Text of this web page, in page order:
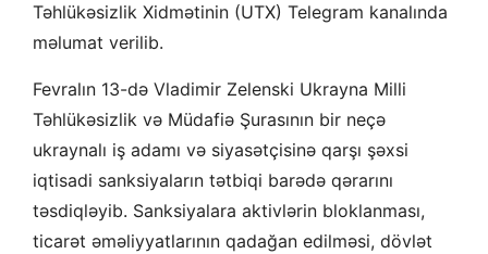
Təhlükəsizlik Xidmətinin (UTX) Telegram kanalında
məlumat verilib.
Fevralın 13-də Vladimir Zelenski Ukrayna Milli
Təhlükəsizlik və Müdafiə Şurasının bir neçə
ukraynalı iş adamı və siyasətçisinə qarşı şəxsi
iqtisadi sanksiyaların tətbiqi barədə qərarını
təsdiqləyib. Sanksiyalara aktivlərin bloklanması,
ticarət əməliyyatlarının qadağan edilməsi, dövlət